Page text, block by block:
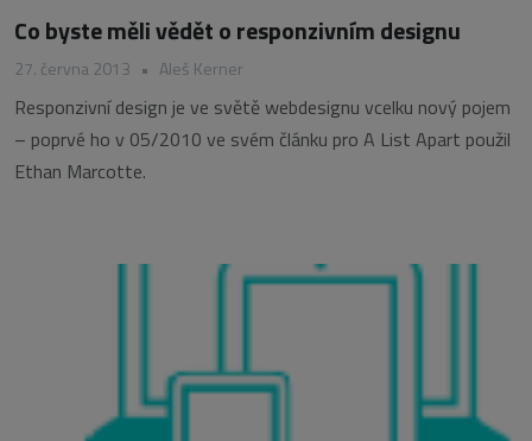
Co byste měli vědět o responzivním designu
27. června 2013 • Aleš Kerner
Responzivní design je ve světě webdesignu vcelku nový pojem
– poprvé ho v 05/2010 ve svém článku pro A List Apart použil
Ethan Marcotte.